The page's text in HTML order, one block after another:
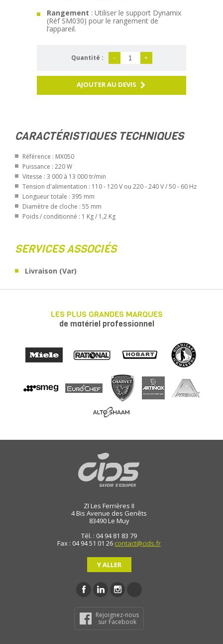
Rangement : Utiliser le support Dynamix
(Réf SM030) pour le rangement de
l’appareil.
Quantité : - +
AJOUTER AU DEVIS
CARACTÉRISTIQUES TECHNIQUES
Référence : MX050
Puissance : 220 W
Vitesse : 3 000 à 13 000 tr/min
Tension d'alimentation : 110 - 120 V ou 220 - 240 V / 50 - 60 Hz
Longueur totale : 395 mm
Diamètre de cloche : 55 mm
Poids / conditionné : 1 Kg / 1,2 Kg
SERVICES ASSOCIÉS
Livraison (Var)
LES PLUS GRANDES MARQUES
de matériel professionnel
ZI Les Ferrières II
4 Bis Avenue des Genêts
83490Le Muy
Tél. : 04 94 81 83 79
Fax : 04 94 51 01 26 contact@cids.fr
Y ALLER
Rejoignez-nous
sur Facebook